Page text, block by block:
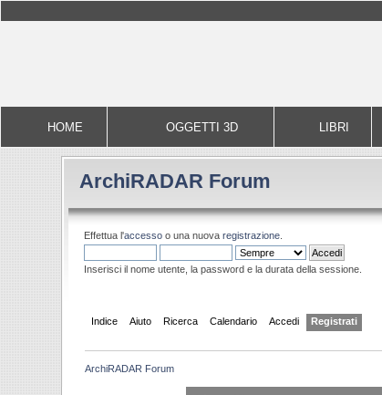
HOME OGGETTI 3D LIBRI
ArchiRADAR Forum
Effettua l'accesso o una nuovaregistrazione.
Inserisci il nome utente, la password e la durata della sessione.
Indice Aiuto Ricerca Calendario Accedi Registrati
ArchiRADAR Forum